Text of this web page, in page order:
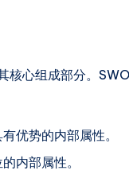
核心组成部分。
优势的内部属性。
内部属性。